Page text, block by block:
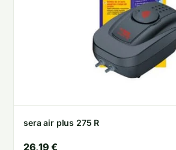
sera air plus 275 R
26,19 €